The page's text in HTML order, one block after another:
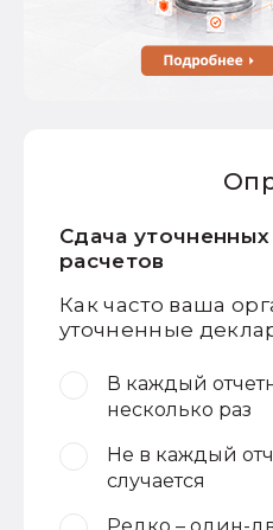
Сдача
расчетов
Как часто ваша
уточненные
В каждый
несколько раз
Не в каждый
случается